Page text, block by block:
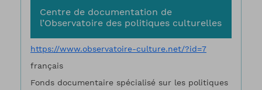
Centre de documentation de
l’Observatoire des politiques culturelles
https://www.observatoire-culture.net/?id=7
français
Fonds documentaire spécialisé sur les politiques